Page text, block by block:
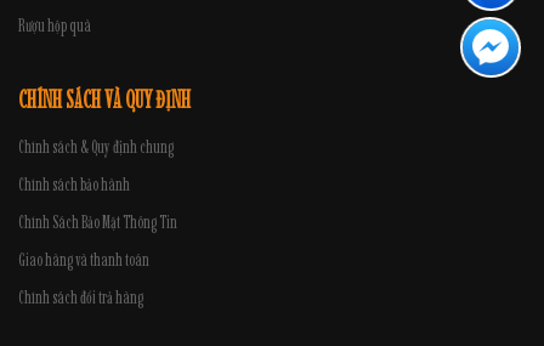
Rượu hộp quà
CHÍNH SÁCH VÀ QUY ĐỊNH
Chính sách & Quy định chung
Chính sách bảo hành
Chính Sách Bảo Mật Thông Tin
Giao hàng và thanh toán
Chính sách đổi trả hàng